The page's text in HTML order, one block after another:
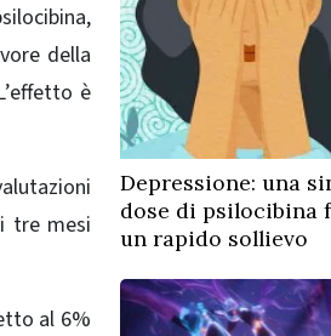
della
è
tre mesi
al 6%
Depressione: una
dose di psilocibina
un rapido sollievo